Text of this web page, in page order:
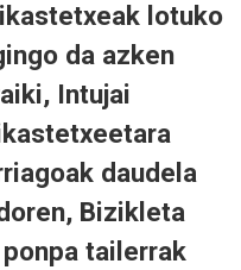
lotuko
da azken
Intujai
daudela
Bizikleta
tailerrak